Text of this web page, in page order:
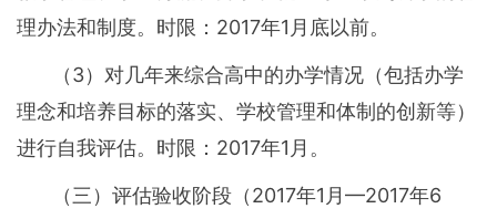
理办法和制度。时限：2017年1月底以前。
（3）对几年来综合高中的办学情况（包括办学
理念和培养目标的落实、学校管理和体制的创新等）
进行自我评估。时限：2017年1月。
（三）评估验收阶段（2017年1月—2017年6